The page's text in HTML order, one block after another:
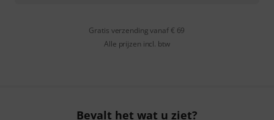
Gratis verzending vanaf € 69
Alle prijzen incl. btw
Bevalt het wat u ziet?